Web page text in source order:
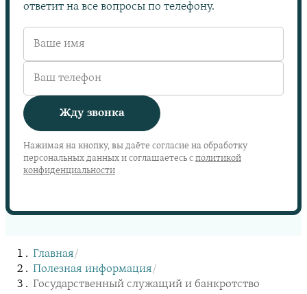
ответит на все вопросы по телефону.
Жду звонка
Нажимая на кнопку, вы даёте согласие на обработку
персональных данных и соглашаетесь с политикой
конфиденциальности
Главная/
Полезная информация/
Государственный служащий и банкротство